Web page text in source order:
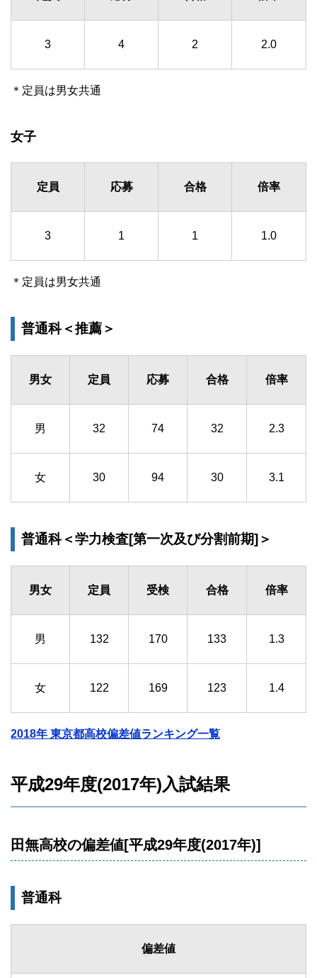
3 4 2 2.0
＊定員は男女共通
女子
定員 応募 合格 倍率
3 1 1 1.0
＊定員は男女共通
普通科＜推薦＞
男女 定員 応募 合格 倍率
男 32 74 32 2.3
女 30 94 30 3.1
普通科＜学力検査[第一次及び分割前期]＞
男女 定員 受検 合格 倍率
男 132 170 133 1.3
女 122 169 123 1.4
2018年 東京都高校偏差値ランキング一覧
平成29年度(2017年)入試結果
田無高校の偏差値[平成29年度(2017年)]
普通科
偏差値